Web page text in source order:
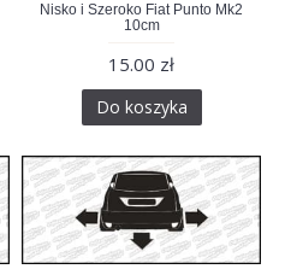
Nisko i Szeroko Fiat Punto Mk2
10cm
15.00 zł
Do koszyka